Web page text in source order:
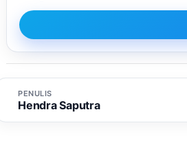
PENULIS
Hendra Saputra